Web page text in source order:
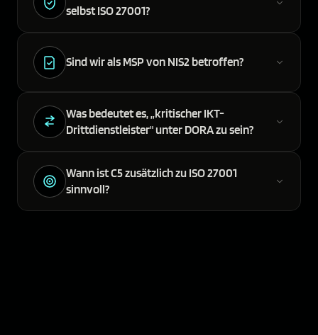
selbst ISO 27001?
Sind wir als MSP von NIS2 betroffen?
Was bedeutet es, „kritischer IKT-
Drittdienstleister" unter DORA zu sein?
Wann ist C5 zusätzlich zu ISO 27001
sinnvoll?